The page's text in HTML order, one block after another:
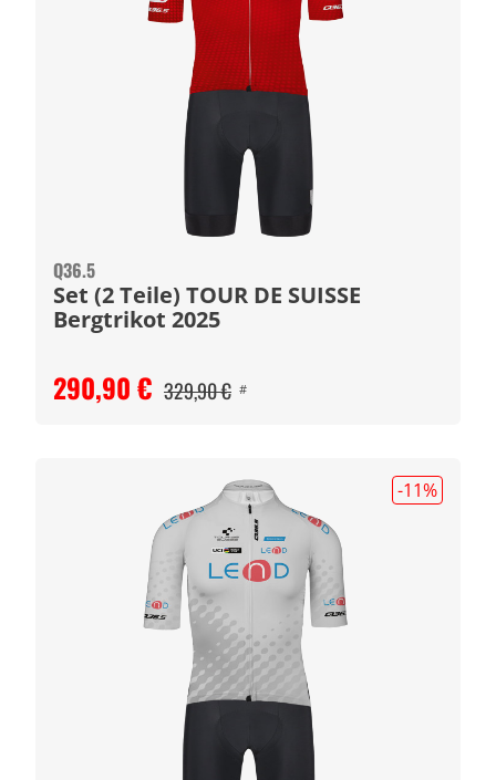
Q36.5
Set (2 Teile) TOUR DE SUISSE
Bergtrikot 2025
290,90 € 329,90 € #
-11%